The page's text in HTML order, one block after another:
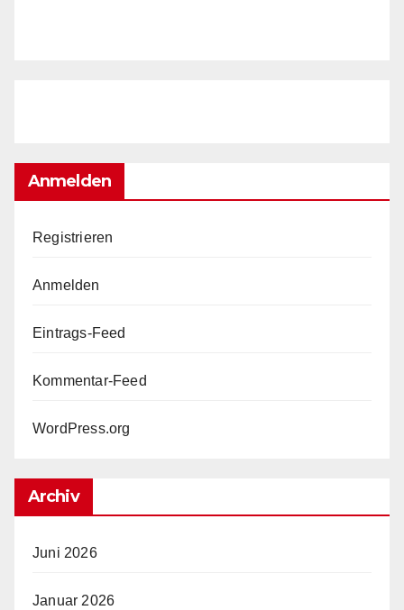
Anmelden
Registrieren
Anmelden
Eintrags-Feed
Kommentar-Feed
WordPress.org
Archiv
Juni 2026
Januar 2026